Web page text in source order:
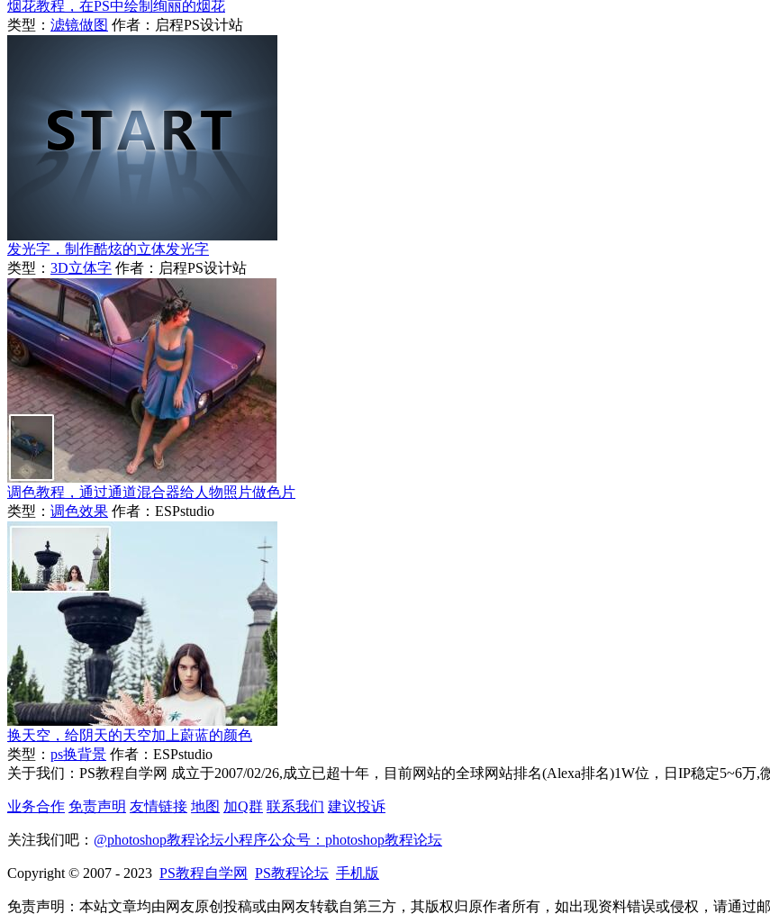
烟花教程，在PS中绘制绚丽的烟花
类型： 滤镜做图 作者：启程PS设计站
发光字，制作酷炫的立体发光字
类型： 3D立体字 作者：启程PS设计站
调色教程，通过通道混合器给人物照片做色片
类型： 调色效果 作者：ESPstudio
换天空，给阴天的天空加上蔚蓝的颜色
类型： ps换背景 作者：ESPstudio
关于我们：PS教程自学网 成立于2007/02/26,成立已超十年，目前网站的全球网站排名(Alexa排名)1W位，日IP稳定5~6万
业务合作 免责声明 友情链接 地图 加Q群 联系我们 建议投诉
关注我们吧： @photoshop教程论坛小程序公众号：photoshop教程论坛
Copyright © 2007 - 2023 PS教程自学网 PS教程论坛 手机版
免责声明：本站文章均由网友原创投稿或由网友转载自第三方，其版权归原作者所有，如出现资料错误或侵权，请通过